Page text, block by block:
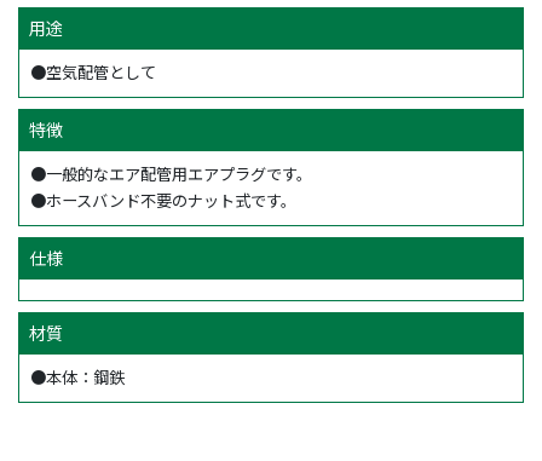
用途
●空気配管として
特徴
●一般的なエア配管用エアプラグです。
●ホースバンド不要のナット式です。
仕様
材質
●本体：鋼鉄